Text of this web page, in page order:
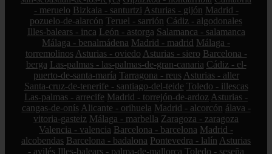
- meruelo Bizkaia - santurtzi Asturias - gijón Madrid -
pozuelo-de-alarcón Teruel - sarrión Cádiz - algodonales
Illes-balears - inca León - astorga Salamanca - salamanca
Málaga - benalmádena Madrid - madrid Málaga -
torremolinos Asturias - oviedo Asturias - siero Barcelona -
berga Las-palmas - las-palmas-de-gran-canaria Cádiz - el-
puerto-de-santa-maría Tarragona - reus Asturias - aller
Santa-cruz-de-tenerife - santiago-del-teide Toledo - illescas
Las-palmas - arrecife Madrid - torrejón-de-ardoz Asturias -
cangas-de-onís Alicante - orihuela Madrid - alcorcón álava -
vitoria-gasteiz Málaga - marbella Zaragoza - zaragoza
Valencia - valencia Barcelona - barcelona Madrid -
alcobendas Barcelona - badalona Pontevedra - lalín Asturias
- avilés Illes-balears - palma-de-mallorca Toledo - seseña